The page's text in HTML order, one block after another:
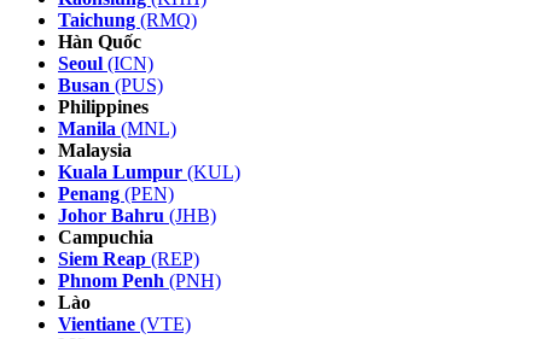
Taichung (RMQ)
Hàn Quốc
Seoul (ICN)
Busan (PUS)
Philippines
Manila (MNL)
Malaysia
Kuala Lumpur (KUL)
Penang (PEN)
Johor Bahru (JHB)
Campuchia
Siem Reap (REP)
Phnom Penh (PNH)
Lào
Vientiane (VTE)